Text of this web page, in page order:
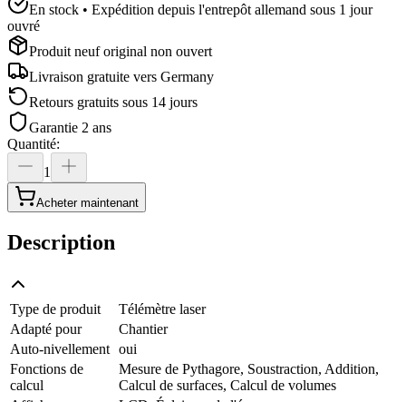
En stock • Expédition depuis l'entrepôt allemand sous 1 jour
ouvré
Produit neuf original non ouvert
Livraison gratuite vers Germany
Retours gratuits sous 14 jours
Garantie 2 ans
Quantité:
1
Acheter maintenant
Description
Type de produit
Télémètre laser
Adapté pour
Chantier
Auto-nivellement oui
Fonctions de
calcul
Mesure de Pythagore, Soustraction, Addition,
Calcul de surfaces, Calcul de volumes